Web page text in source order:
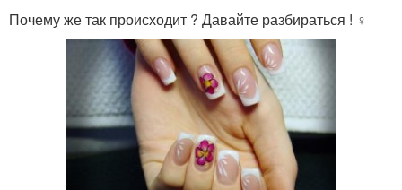
Почему же так происходит ? Давайте разбираться ! ️‍♀️